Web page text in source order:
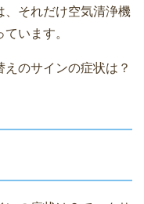
、それだけ空気清浄機
います。
のサインの症状は？